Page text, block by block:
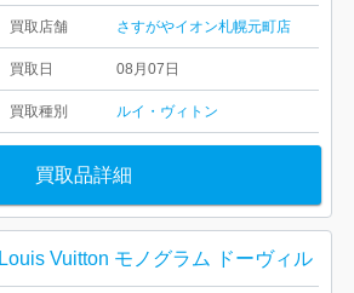
買取店舗 さすがやイオン札幌元町店
買取日 08月07日
買取種別 ルイ・ヴィトン
買取品詳細
Louis Vuitton モノグラム ドーヴィル